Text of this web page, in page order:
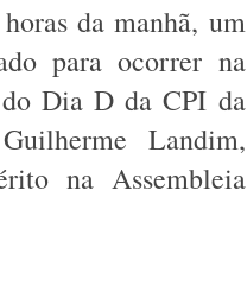
da manhã, um
para ocorrer na
Dia D da CPI da
Landim,
na Assembleia